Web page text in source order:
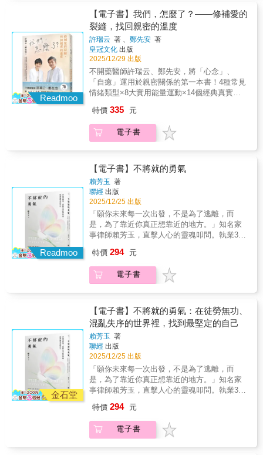
湯瑪斯（Gary Thomas），《神聖婚姻》與
《婚姻中的性愛》作者「這本書融合了深刻洞
察、嚴謹研究與實用建議！毫無疑問，它將為
夫妻與牧養他們的同工提供知識帶來鼓勵與指
引。」——茱莉．斯萊特莉博士（Dr. Jull
Slattery），真實的親密關係共同創辦人、《重
新思考性觀》作者「《親密限定》是一場真實
對話！無論你是想重新點燃激情，或是激發對
配偶更深的渴望，這本書都是你不可或缺的資
源！」——愛普莉與奧齊．奧提茲（Apryl and
生」創辦人「《親密限定》是一本令人眼界大
開、實用且極為迫切需要的工具書，適合每一
位婚姻諮商師、牧者與領袖⋯⋯絕對必讀！」
——提姆．克林頓（Tim Clinton），教育博
士、心理諮商師與婚姻家庭治療師、《家庭之
聲》節目主持人「桑蒂和邁可以極大的智慧與
關懷撰寫此書。是牧者、諮商師與治療師在協
助夫妻面對婚姻中這神聖領域時值得信賴的資
源。」——泰德．康寧漢（Ted
Cunningham），密蘇裡州布蘭森市伍德蘭希爾
斯教會牧師
是一句太棒、太棒的話了！：最近突然對家人
產生很多情緒，碰到給媽媽的信那邊，直接在
辦公室哭成狗，嗚嗚嗚：謝謝馬克、瑪麗總是
陪伴孤單的靈魂們
是某個談話的瞬間。沒有刻意安排，就是我們
日常的相處方式。在書寫的過程中，我也慢慢
發現，原來我對父親有一些平常不會特別提起
的感受。透過文字，我能以更溫和的方式梳理
脈絡，用比較不急著反駁的語氣去面對父親。
有些話，當面說可能會讓情緒湧得太快，但寫
下來，反而能讓彼此看得更清楚。如果這些文
章，能讓你在某些段落裡看見自己，或只是讓
書的意義，就不只是一份記錄，而是一份能被
代雙視角對話：由父親與兒子共同執筆，從不
同世代出發，展現親子雙向理解與共同成長的
深刻歷程。★ 實用與情感兼具的處世哲學：
內容涵蓋愛與關懷、學習與成長、人際關係、
金錢觀念、健康與休閒等主題，不僅提供可實
踐的建議，更融入溫暖的人生故事，成為一般
人皆受用的生活指南。★ 真誠書寫、溫柔對
話的生命記錄：全書以坦率而細膩的筆觸記錄
親子間的溝通、衝突與理解，讓讀者感受到關
係的溫度與轉化的可能，是一本兼具啟發力與
共鳴感的親情散文集。◎本書內容◆ 二十出頭
的兒子居然「破產」兩次，父親該如何因
所未有的低氣壓冷戰！◆ 不被欲望綁架太難了
吧，成人都很難做到，該怎麼教小孩善用金
錢？◆ 汗如雨下的單車行，竟是騎進父子記憶
徑，又怎麼讓人生「倒吃甘蔗」？◆ 「放空」
真的不好嗎？誰說慢慢走就不能迎向花路？◆
該跟孩子聊什麼？「人際關係」是不可避免的
重要話題！◆ 親子間最好的距離，竟是「剛剛
好的靠近」……想起從前做為捆工的父親，在
西螺休息站累倒的身影——那份往事牽引著爸
爸關愛的眼神，一幕幕在吳家德腦海中刷過。
學生時期的他，為了脫貧，對自己嚴格要求，
親以來，走過職場奮力拚搏的坎途，他交付給
獨立思考，以及尋找自我、掌握人生「選擇
權」的訣竅。吳家德在銀行業打滾近二十年，
從基層業務做起，只花不到九年就一路攀升至
蜿蜒，才能踏實掌握生命選擇權。我不把自己
的遺憾，投射在孩子身上。我學生時代的成績
中等，沒有耀眼的名次。但我並不覺得那是失
敗，反而感謝那段平凡的日子，讓我懂得努力
的價值。許多父母容易陷入一種無形的補償心
理：「我當年沒做到的，就要孩子幫我完
成。」但這樣的期待，往往變成壓力。孩子的
人生，終究該由他自己去書寫。我時常提醒自
己：不要用「我覺得好的路」，取代「他想走
的方向」。我能做的，是分享經驗、提供資
物，不是「安排好的人生」，而是「相信他能
自己安排人生」。——吳家德回頭看書中我寫
的這十篇文章，它們都源自生活裡的自然片
是某個談話的瞬間。沒有刻意安排，就是我們
日常的相處方式。在書寫的過程中，我也慢慢
發現，原來我對父親有一些平常不會特別提起
的感受。透過文字，我能以更溫和的方式梳理
脈絡，用比較不急著反駁的語氣去面對父親。
有些話，當面說可能會讓情緒湧得太快，但寫
下來，反而能讓彼此看得更清楚。如果這些文
你短暫想起與家人之間的某個時刻，那麼這本
書的意義，就不只是一份記錄，而是一份能被
共享的溫度。——吳庭旭◎本書特色★ 跨世
深刻歷程。★ 實用與情感兼具的處世哲學：
內容涵蓋愛與關懷、學習與成長、人際關係、
金錢觀念、健康與休閒等主題，不僅提供可實
踐的建議，更融入溫暖的人生故事，成為一般
人皆受用的生活指南。★ 真誠書寫、溫柔對
話的生命記錄：全書以坦率而細膩的筆觸記錄
親子間的溝通、衝突與理解，讓讀者感受到關
係的溫度與轉化的可能，是一本兼具啟發力與
共鳴感的親情散文集。◎本書內容◆ 二十出頭
的兒子居然「破產」兩次，父親該如何因
所未有的低氣壓冷戰！◆ 不被欲望綁架太難了
吧，成人都很難做到，該怎麼教小孩善用金
錢？◆ 汗如雨下的單車行，竟是騎進父子記憶
Readmoo
【電子書】我們，怎麼了？——修補愛的
裂縫，找回親密的溫度
許瑞云 著 、鄭先安 著
皇冠文化 出版
2025/12/29 出版
不開藥醫師許瑞云、鄭先安，將「心念」、
「自癒」運用於親密關係的第一本書！4種常見
情緒類型×8大實用能量運動×14個經典真實案
✦❝ 在親密關係裡，我們都渴望被愛，卻不知道
如何滿足彼此，也常因期待落空而衝突生怨，
或慢慢成為最熟悉的陌生人。 ❞●每段感情一旦
穩定的老夫老妻模式，彼此反而愈來愈沒話
聊？●只想和伴侶過兩人世界，卻總是受到雙方
家庭的打擾？●長年為家庭犧牲自己，找不到新
的人生目標和動力？許瑞云醫師與鄭先安醫師
突破中醫和西醫，運用強調心念與自癒的「心
療法」，讓許多深受病痛所苦的患者不藥而
癒。近年來，兩位醫師更累積了豐富的親密關
係諮商經驗，使原本充滿怨氣、委屈、悲傷，
甚至恨意的伴侶，得以解開糾結並獲得療癒。
從測驗分析雙方的情緒類型，活用心念醫學對
症緩解，進一步藉由案例反思自身，並按照圖
解及影片實際操作，真正學習如何化解衝突和
有效溝通。親密並不容易，但可以經營；關係
並不難解，只需要用心。跟著兩位醫師，釋放
心念幫自己轉念，運用溝通讓關係暢通，才不
會有伴在身卻像單身，結了婚卻感覺自己婚內
失戀。這本書就是最好的醫書，每個人都是自
己最好的醫師，從今天起，讓我們牽手也牽
久，相愛也相伴！❤繼暢銷書《逆轉慢性
病》、《心念自癒力》之後， 「不開藥醫
師」許瑞云、鄭先安，2026年全新創作！「希
當事人，或是想學習療癒伴侶關係的讀者，提
供一些有效的建議和方法。畢竟相愛不難，但
相處得要學習，只要懂得用對方法，就有機會
特價 335 元
電子書
Readmoo
【電子書】不將就的勇氣
賴芳玉 著
聯經 出版
2025/12/25 出版
「願你未來每一次出發，不是為了逃離，而
是，為了靠近你真正想靠近的地方。」知名家
事律師賴芳玉，直擊人心的靈魂叩問。執業30
金錢、權力與身分，更重要的，是身為一個
人：你，能夠有不將就的勇氣嗎？你可能熟悉
講法律的賴芳玉，熟悉她溫柔、堅定的聲音，
的日子，這次，她要陪我們更細緻而廣闊地，
探索親密關係與超乎法律的人生哲學。不將就
的力量你是否曾感到自己努力卻無果、善良無
好報、身為好人卻過得不好、活著但感覺不到
幸福，甚至無力改變？在生命看似無解的困局
中，賴芳玉律師見到許多人於絕望中獲得向前
突破、終結徒勞無功的力量。她從中頓悟，讓
一個人蛻變，不再自欺欺人、活在偽裝與內耗
的關係中的力量無關外在推力，而來自每個人
心底深處那「不將就的勇氣」。問問自己：你
中，她寫下自實務經驗提煉出的探索、臣服、
對抗、轉化四階段，細密交織訪談個案故事、
友人和專業人士的討論、自身經驗，書寫因深
特價 294 元
電子書
金石堂
【電子書】不將就的勇氣：在徒勞無功、
混亂失序的世界裡，找到最堅定的自己
賴芳玉 著
聯經 出版
2025/12/25 出版
「願你未來每一次出發，不是為了逃離，而
是，為了靠近你真正想靠近的地方。」知名家
事律師賴芳玉，直擊人心的靈魂叩問。執業30
金錢、權力與身分，更重要的，是身為一個
人：你，能夠有不將就的勇氣嗎？你可能熟悉
講法律的賴芳玉，熟悉她溫柔、堅定的聲音，
特價 294 元
電子書